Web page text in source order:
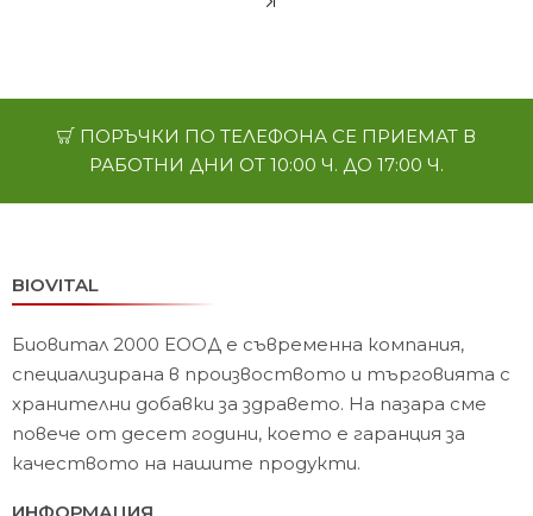
ПОРЪЧКИ ПО ТЕЛЕФОНА СЕ ПРИЕМАТ В
РАБОТНИ ДНИ ОТ 10:00 Ч. ДО 17:00 Ч.
BIOVITAL
Биовитал 2000 ЕООД е съвременна компания,
специализирана в произвоството и търговията с
хранителни добавки за здравето. На пазара сме
повече от десет години, което е гаранция за
качеството на нашите продукти.